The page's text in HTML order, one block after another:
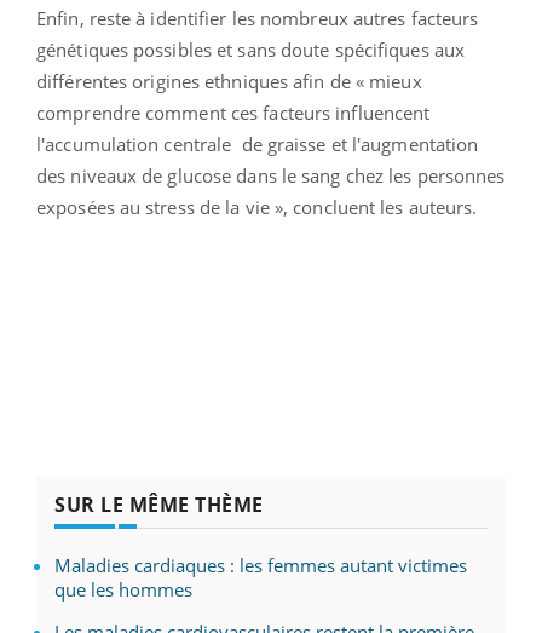
Enfin, reste à identifier les nombreux autres facteurs
génétiques possibles et sans doute spécifiques aux
différentes origines ethniques afin de « mieux
comprendre comment ces facteurs influencent
l'accumulation centrale de graisse et l'augmentation
des niveaux de glucose dans le sang chez les personnes
exposées au stress de la vie », concluent les auteurs.
SUR LE MÊME THÈME
Maladies cardiaques : les femmes autant victimes
que les hommes